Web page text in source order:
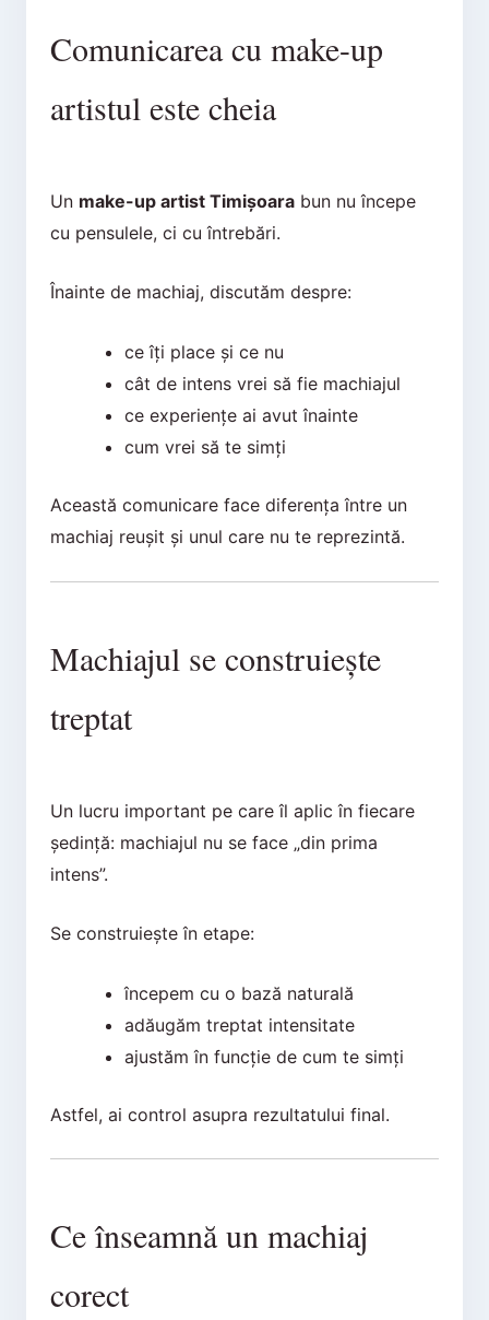
Comunicarea cu make-up
artistul este cheia
Un make-up artist Timișoarabun nu începe
cu pensulele, ci cu întrebări.
Înainte de machiaj, discutăm despre:
ce îți place și ce nu
cât de intens vrei să fie machiajul
ce experiențe ai avut înainte
cum vrei să te simți
Această comunicare face diferența între un
machiaj reușit și unul care nu te reprezintă.
Machiajul se construiește
treptat
Un lucru important pe care îl aplic în fiecare
ședință: machiajul nu se face „din prima
intens”.
Se construiește în etape:
începem cu o bază naturală
adăugăm treptat intensitate
ajustăm în funcție de cum te simți
Astfel, ai control asupra rezultatului final.
Ce înseamnă un machiaj
corect